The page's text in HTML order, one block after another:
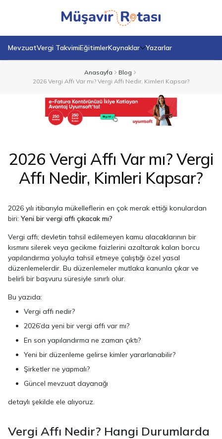
MevzuatVergi TakvimiEğitimlerKaynaklar Yazarlar
Anasayfa
Blog
2026 Vergi Affı Var mı? Vergi Affı Nedir, Kimleri Kapsar?
2026 Vergi Affı Var mı? Vergi
Affı Nedir, Kimleri Kapsar?
2026 yılı itibarıyla mükelleflerin en çok merak ettiği konulardan
biri: Yeni bir vergi affı çıkacak mı?
Vergi affı; devletin tahsil edilemeyen kamu alacaklarının bir
kısmını silerek veya gecikme faizlerini azaltarak kalan borcu
yapılandırma yoluyla tahsil etmeye çalıştığı özel yasal
düzenlemelerdir. Bu düzenlemeler mutlaka kanunla çıkar ve
belirli bir başvuru süresiyle sınırlı olur.
Bu yazıda:
Vergi affı nedir?
2026’da yeni bir vergi affı var mı?
En son yapılandırma ne zaman çıktı?
Yeni bir düzenleme gelirse kimler yararlanabilir?
Şirketler ne yapmalı?
Güncel mevzuat dayanağı
detaylı şekilde ele alıyoruz.
Vergi Affı Nedir? Hangi Durumlarda